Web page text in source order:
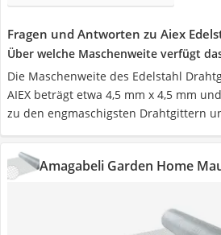
Fragen und Antworten zu Aiex
Über welche Maschenweite verfügt
Die Maschenweite des Edelstahl
AIEX beträgt etwa 4,5 mm x 4,5 mm
zu den engmaschigsten Drahtgittern
Amagabeli Garden Home